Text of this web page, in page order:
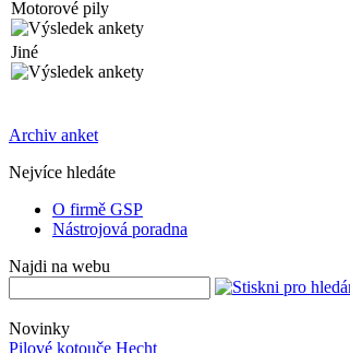
Motorové pily
Jiné
Archiv anket
Nejvíce hledáte
O firmě GSP
Nástrojová poradna
Najdi na webu
Novinky
Pilové kotouče Hecht